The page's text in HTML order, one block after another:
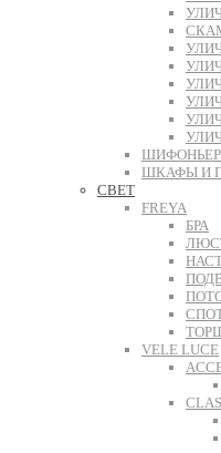
ШКАФЫ И
СВЕТ
FREYA
БРА
VELE LUCE